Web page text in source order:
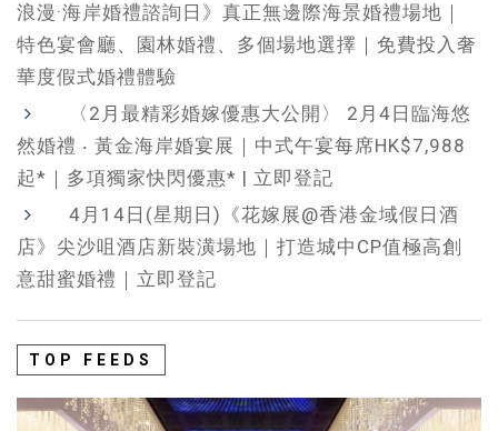
浪漫·海岸婚禮諮詢日》真正無邊際海景婚禮場地｜
特色宴會廳、園林婚禮、多個場地選擇｜免費投入奢
華度假式婚禮體驗
〈2月最精彩婚嫁優惠大公開〉 2月4日臨海悠
然婚禮 ‧ 黃金海岸婚宴展｜中式午宴每席HK$7,988
起*｜多項獨家快閃優惠* | 立即登記
4月14日(星期日)《花嫁展@香港金域假日酒
店》尖沙咀酒店新裝潢場地｜打造城中CP值極高創
意甜蜜婚禮｜立即登記
TOP FEEDS